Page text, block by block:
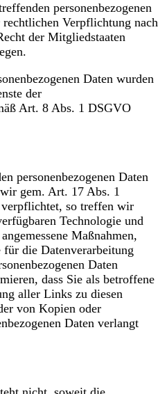
personenbezogenen
Verpflichtung nach
der Mitgliedstaaten
Daten wurden
der
Art. 8 Abs. 1 DSGVO
personenbezogenen Daten
gem. Art. 17 Abs. 1
so treffen wir
Technologie und
Maßnahmen,
die Datenverarbeitung
Daten
dass Sie als betroffene
aller Links zu diesen
von Kopien oder
Daten verlangt